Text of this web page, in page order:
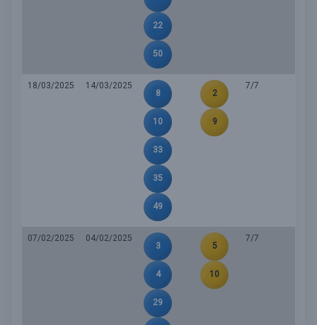
22
50
18/03/2025
14/03/2025
8
10
33
35
49
2
9
7/7
07/02/2025
04/02/2025
3
4
29
5
10
7/7